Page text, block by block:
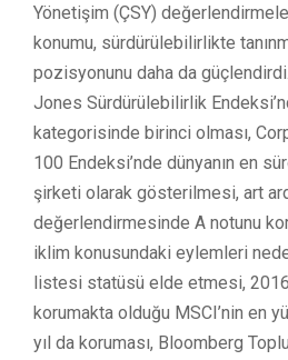
Yönetişim (ÇSY)
konumu, sürdürülebilirlikte
pozisyonunu daha da
Jones Sürdürülebilirlik
kategorisinde birinci olması,
100 Endeksi’nde dünyanın en
şirketi olarak gösterilmesi, art
değerlendirmesinde A notunu
iklim konusundaki eylemleri
listesi statüsü elde etmesi, 2016
korumakta olduğu MSCI’nin en
yıl da koruması, Bloomberg